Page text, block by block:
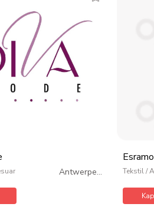
Antwerpen Tekstil /